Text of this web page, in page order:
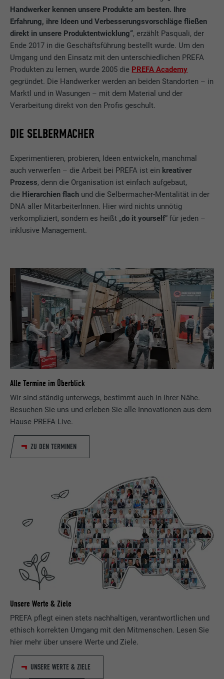
Handwerker kennen unsere Produkte am besten. Ihre
Erfahrung, ihre Ideen und Verbesserungsvorschläge fließen
direkt in unsere Produktentwicklung“, erzählt Pasquali, der
Ende 2017 in die Geschäftsführung bestellt wurde. Um den
Umgang und den Einsatz mit den unterschiedlichen PREFA
Produkten zu lernen, wurde 2005 die PREFA Academy
gegründet. Die Handwerker werden an beiden Standorten – in
Marktl und in Wasungen – mit dem Material und der
Verarbeitung direkt von den Profis geschult.
DIE SELBERMACHER
Experimentieren, probieren, Ideen entwickeln, manchmal
auch verwerfen – die Arbeit bei PREFA ist ein kreativer
Prozess, denn die Organisation ist einfach aufgebaut,
die Hierarchien flach und die Selbermacher-Mentalität in der
DNA aller MitarbeiterInnen. Hier wird nichts unnötig
verkompliziert, sondern es heißt „do it yourself“ für jeden –
inklusive Management.
Alle Termine im Überblick
Wir sind ständig unterwegs, bestimmt auch in Ihrer Nähe.
Besuchen Sie uns und erleben Sie alle Innovationen aus dem
Hause PREFA Live.
ZU DEN TERMINEN
Unsere Werte & Ziele
PREFA pflegt einen stets nachhaltigen, verantwortlichen und
ethisch korrekten Umgang mit den Mitmenschen. Lesen Sie
hier mehr über unsere Werte und Ziele.
UNSERE WERTE & ZIELE
Anbieter Sgalinski
Laufzeit 12 Monate
Zweck
Dieses Cookie ist essenziell für die Funktion
der Cookie Opt-In Extension. Es muss
gespeichert werden, damit das Tool weiß,
welche Cookie-Gruppen der Nutzer
akzeptiert hat.
Besucher die Website nutzt, zu generieren.
Name _gat
Anbieter Google Analytics
Laufzeit 1 Tag
Wird von Google Analytics verwendet, um
Anbieter Google Universal Analytics
Laufzeit 1 Tag
Zweck
Registriert eine eindeutige ID, die verwendet
wird, um statistische Daten dazu, wieder
Name _gaexp
Anbieter Google Optimize
Laufzeit 90 Tage
Zweck
Wird testweise gesetzt, um zu prüfen, ob
der Browser das Setzen von Cookies
erlaubt. Enthält keine
Videoplattformen und Social-Media-Plattformen keiner
manuellen Einwilligung mehr.
Name NID
Anbieter Google
Laufzeit 6 Monate
Zweck
Dieses Cookie enthält eine eindeutige ID,
werden, insbesondere Ihre bevorzugte
angezeigt werden sollen (z. B. 10 oder 20)
und ob der Google SafeSearch-Filter
aktiviert sein soll.
Anbieter ads.linkedin.com
Zweck
Speichert die vom Benutzer ausgewählte
Sprach version einer Webseite.
Name lang
Anbieter LinkedIn
Laufzeit Sitzung
Webseite ein eingebettetes "Folgen Sie
uns"-Fenster enthält.
Name bcookie
Verwendet vom Social-Networking-Dienst
LinkedIn für die Verfolgung der
Verwendung von eingebetteten
Dienstleistungen.
Name
Anbieter LinkedIn
Laufzeit 2 Jahre
Zweck
Verwendung von eingebetteten
Cookie-Informationen anzeigen